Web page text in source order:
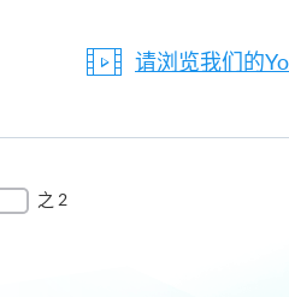
请浏览我们的
之 2